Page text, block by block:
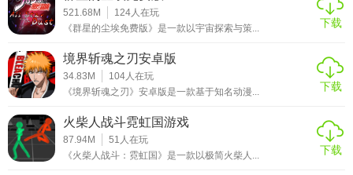
521.68M 124人在玩
《群星的尘埃免费版》是一款以宇宙探索与策...
下载
境界斩魂之刃安卓版
34.83M 104人在玩
《境界斩魂之刃》安卓版是一款基于知名动漫...
下载
火柴人战斗霓虹国游戏
87.94M 51 人在玩
《火柴人战斗：霓虹国》是一款以极简火柴人...
下载